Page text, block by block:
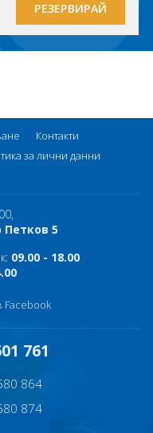
РЕЗЕРВИРАЙ
Контакти
за лични данни
5
09.00 - 18.00
Facebook
761
864
874